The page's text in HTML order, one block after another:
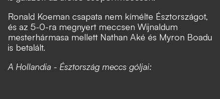
Ronald Koeman csapata nem kímélte Észtországot,
és az 5-0-ra megnyert meccsen Wijnaldum
mesterhármasa mellett Nathan Aké és Myron Boadu
is betalált.
A Hollandia - Észtország meccs góljai: